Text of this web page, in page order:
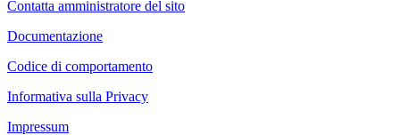
Contatta amministratore del sito
Documentazione
Codice di comportamento
Informativa sulla Privacy
Impressum